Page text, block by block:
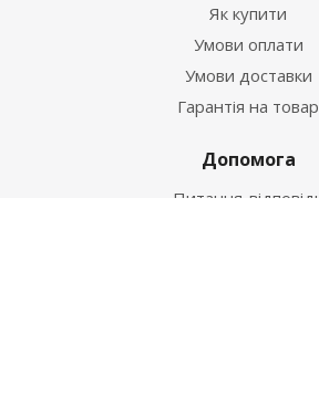
Як купити
Умови оплати
Умови доставки
Гарантія на товар
Допомога
Питання-відповідь